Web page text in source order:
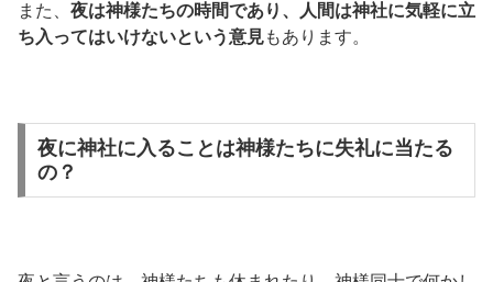
また、 夜は神様たちの時間であり、人間は神社に気軽に立
ち入ってはいけないという意見もあります。
夜に神社に入ることは神様たちに失礼に当たる
の？